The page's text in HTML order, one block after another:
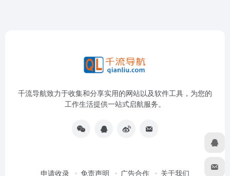
千流导航致力于收集和分享实用的网站以及软件工具，为您的
工作生活提供一站式启航服务。
申请收录 免责声明 广告合作 关于我们